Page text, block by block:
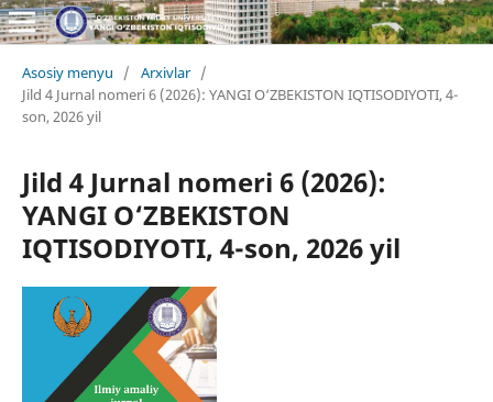
Asosiy menyu / Arxivlar /
Jild 4 Jurnal nomeri 6 (2026): YANGI O‘ZBEKISTON IQTISODIYOTI, 4-
son, 2026 yil
Jild 4 Jurnal nomeri 6 (2026):
YANGI O‘ZBEKISTON
IQTISODIYOTI, 4-son, 2026 yil